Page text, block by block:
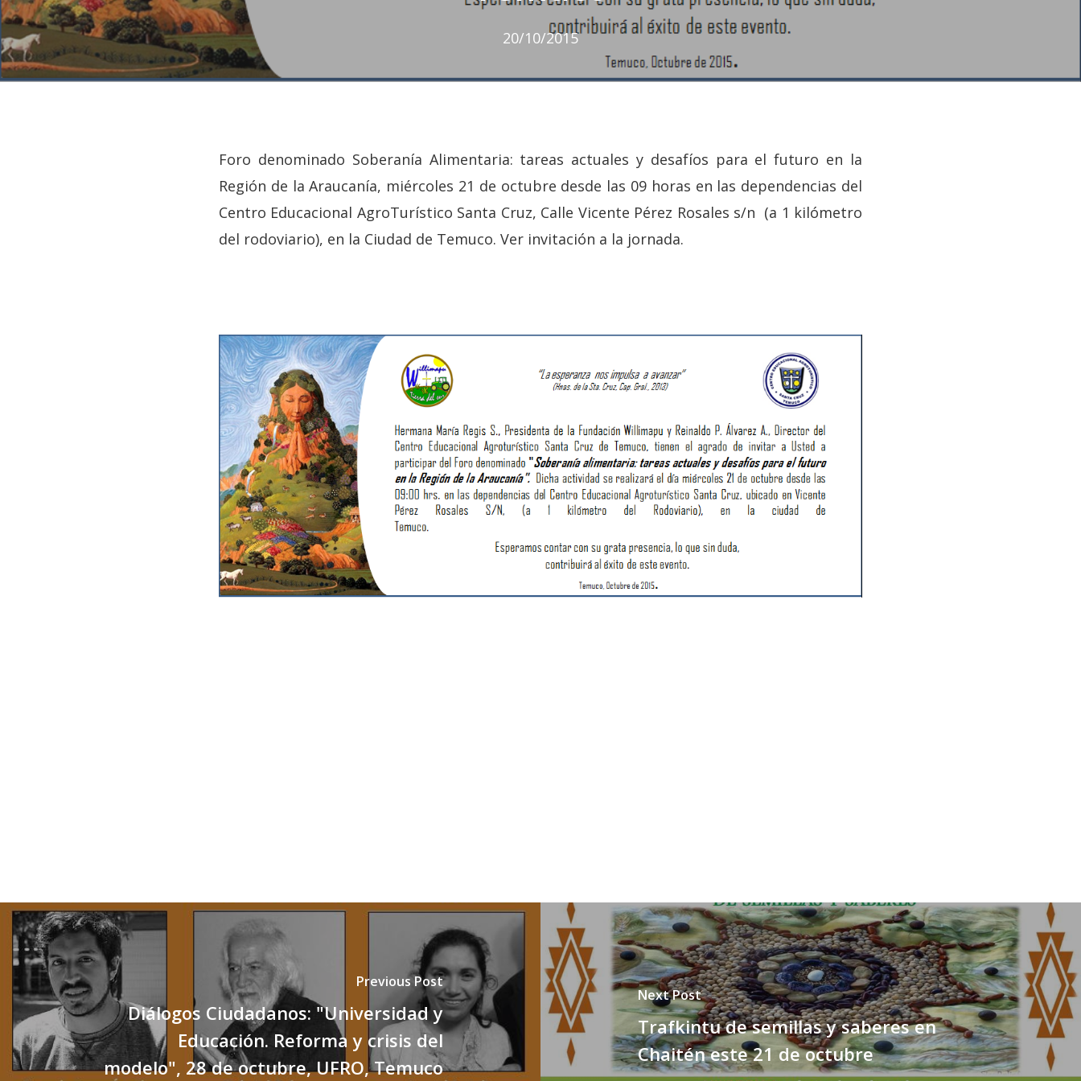
Hit enter to search or ESC to close
20/10/2015
Foro denominado Soberanía Alimentaria: tareas actuales y desafíos para el futuro en la
Región de la Araucanía, miércoles 21 de octubre desde las 09 horas en las dependencias del
Centro Educacional AgroTurístico Santa Cruz, Calle Vicente Pérez Rosales s/n (a 1 kilómetro
del rodoviario), en la Ciudad de Temuco. Ver invitación a la jornada.
Previous Post
Diálogos Ciudadanos: "Universidad y
Educación. Reforma y crisis del
modelo", 28 de octubre, UFRO, Temuco
Next Post
Trafkintu de semillas y saberes en
Chaitén este 21 de octubre